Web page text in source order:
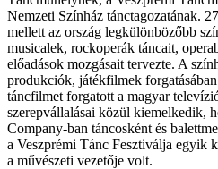
Nemzeti Színház tánctagozatának.
mellett az ország legkülönbözőbb
musicalek, rockoperák táncait,
előadások mozgásait tervezte. A
produkciók, játékfilmek
táncfilmet forgatott a magyar
szerepvállalásai közül kiemelkedik,
Company-ban táncosként és
a Veszprémi Tánc Fesztiválja egyik
a művészeti vezetője volt.